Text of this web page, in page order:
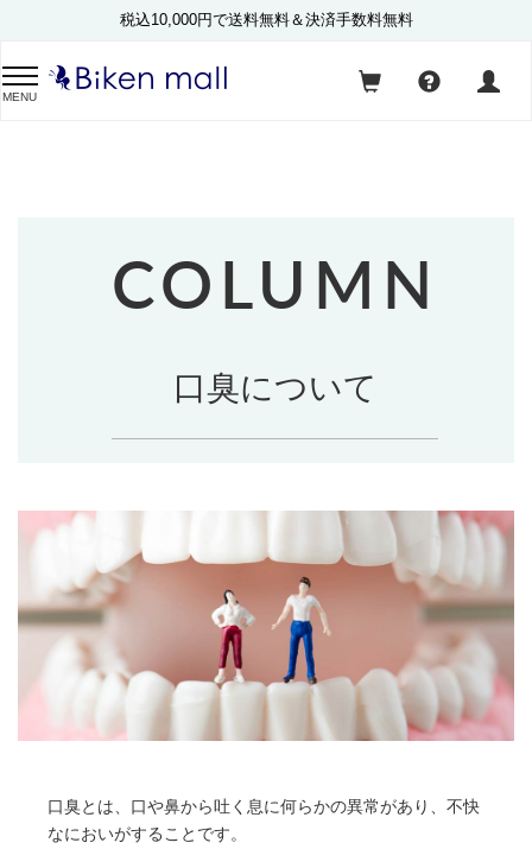
税込10,000円で送料無料＆決済手数料無料
MENU
COLUMN
口臭について
口臭とは、口や鼻から吐く息に何らかの異常があり、不快
なにおいがすることです。